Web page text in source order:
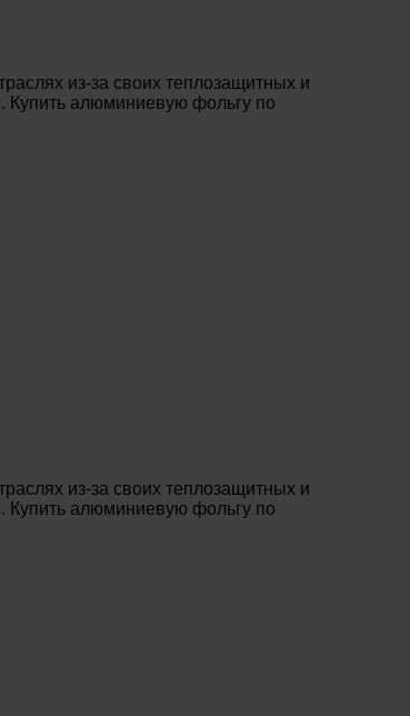
из-за своих теплозащитных и
Купить алюминиевую фольгу по
из-за своих теплозащитных и
Купить алюминиевую фольгу по